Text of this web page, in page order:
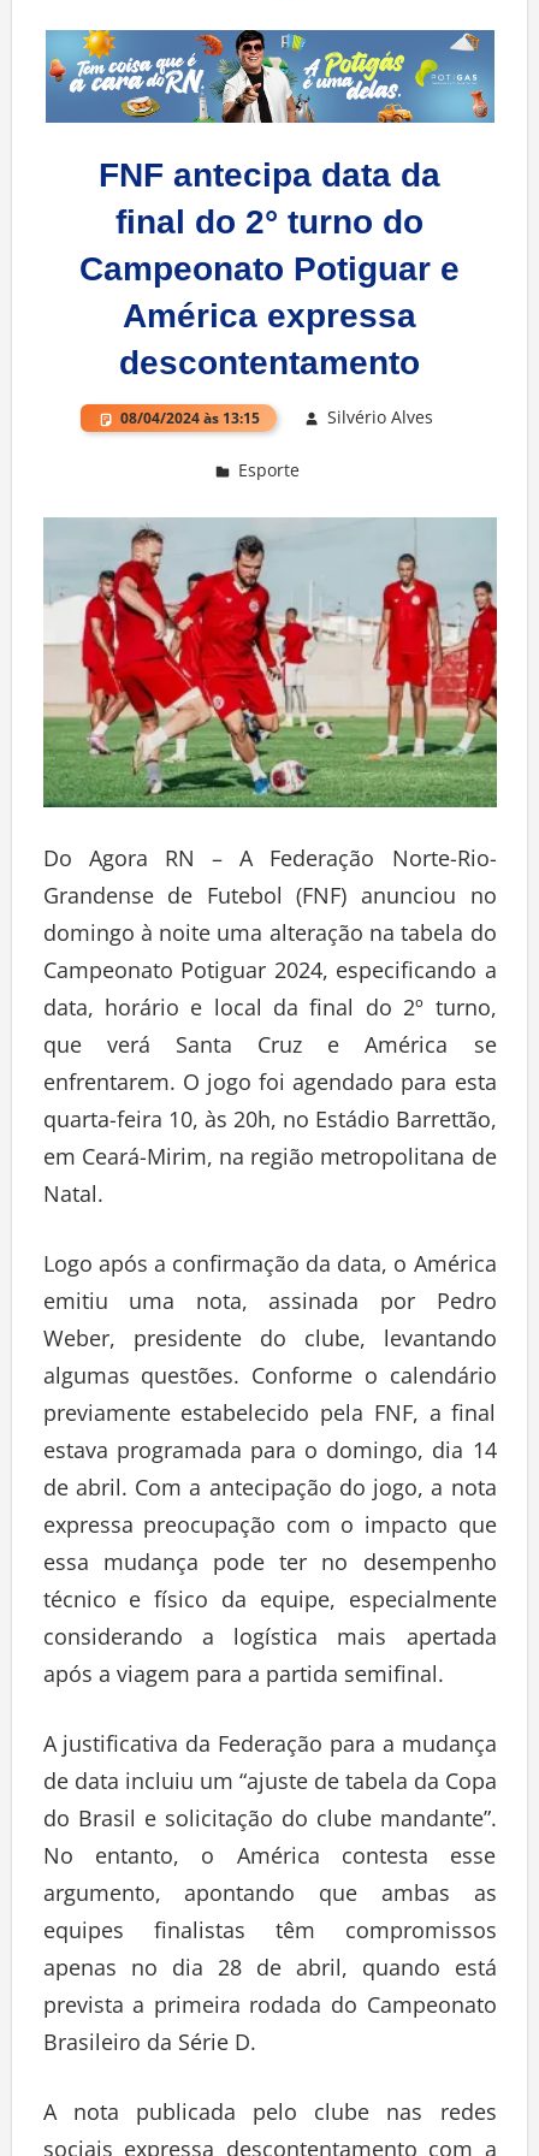
FNF antecipa data da
final do 2° turno do
Campeonato Potiguar e
América expressa
descontentamento
08/04/2024 às 13:15 Silvério Alves
Esporte
Do Agora RN – A Federação Norte-Rio-
Grandense de Futebol (FNF) anunciou no
domingo à noite uma alteração na tabela do
Campeonato Potiguar 2024, especificando a
data, horário e local da final do 2º turno,
que verá Santa Cruz e América se
enfrentarem. O jogo foi agendado para esta
quarta-feira 10, às 20h, no Estádio Barrettão,
em Ceará-Mirim, na região metropolitana de
Natal.
Logo após a confirmação da data, o América
emitiu uma nota, assinada por Pedro
Weber, presidente do clube, levantando
algumas questões. Conforme o calendário
previamente estabelecido pela FNF, a final
estava programada para o domingo, dia 14
de abril. Com a antecipação do jogo, a nota
expressa preocupação com o impacto que
essa mudança pode ter no desempenho
técnico e físico da equipe, especialmente
considerando a logística mais apertada
após a viagem para a partida semifinal.
A justificativa da Federação para a mudança
de data incluiu um “ajuste de tabela da Copa
do Brasil e solicitação do clube mandante”.
No entanto, o América contesta esse
argumento, apontando que ambas as
equipes finalistas têm compromissos
apenas no dia 28 de abril, quando está
prevista a primeira rodada do Campeonato
Brasileiro da Série D.
A nota publicada pelo clube nas redes